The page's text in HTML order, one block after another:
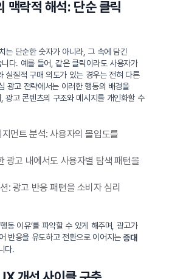
맥락적 해석: 단순 클릭
는 단순한 숫자가 아니라, 그 속에 담긴
니다. 예를 들어, 같은 클릭이라도 사용자가
실질적 구매 의도가 있는 경우는 전혀 다른
광고 전략에서는 이러한 행동의 배경을
광고 콘텐츠의 구조와 메시지를 개인화할 수
먼트 분석: 사용자의 몰입도를
광고 내에서도 사용자별 탐색 패턴을
: 광고 반응 패턴을 소비자 심리
동 이유’를 파악할 수 있게 해주며, 광고가
반응을 유도하고 전환으로 이어지는증대
다.